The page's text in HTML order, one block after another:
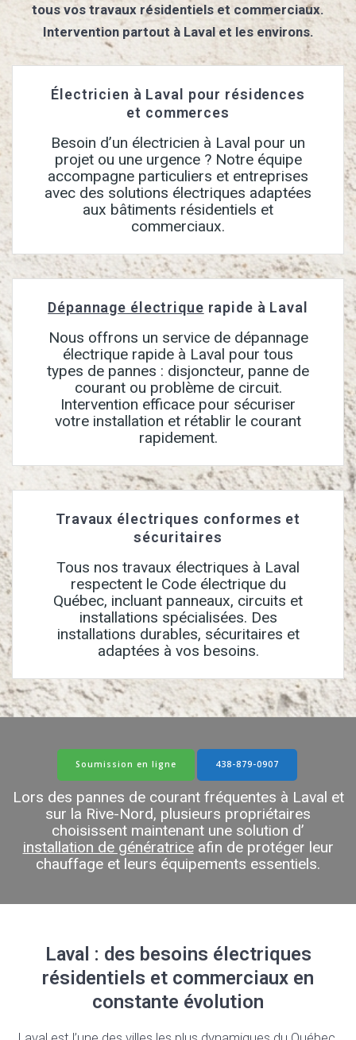
tous vos travaux résidentiels et commerciaux.
Intervention partout à Laval et les environs.
Électricien à Laval pour résidences
et commerces
Besoin d’un électricien à Laval pour un
projet ou une urgence ? Notre équipe
accompagne particuliers et entreprises
avec des solutions électriques adaptées
aux bâtiments résidentiels et
commerciaux.
Dépannage électrique rapide à Laval
Nous offrons un service de dépannage
électrique rapide à Laval pour tous
types de pannes : disjoncteur, panne de
courant ou problème de circuit.
Intervention efficace pour sécuriser
votre installation et rétablir le courant
rapidement.
Travaux électriques conformes et
sécuritaires
Tous nos travaux électriques à Laval
respectent le Code électrique du
Québec, incluant panneaux, circuits et
installations spécialisées. Des
installations durables, sécuritaires et
adaptées à vos besoins.
Soumission en ligne 438-879-0907
Lors des pannes de courant fréquentes à Laval et
sur la Rive-Nord, plusieurs propriétaires
choisissent maintenant une solution d’
installation de génératriceafin de protéger leur
chauffage et leurs équipements essentiels.
Laval : des besoins électriques
résidentiels et commerciaux en
constante évolution